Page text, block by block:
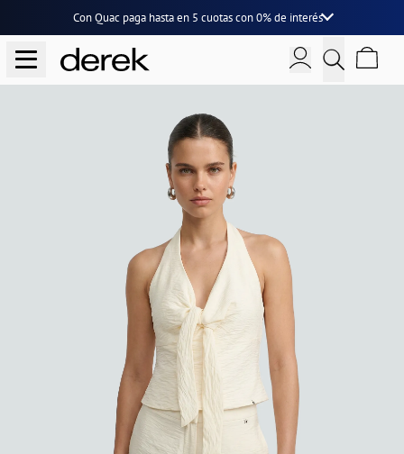
Con Quac paga hasta en 5 cuotascon0% de interés